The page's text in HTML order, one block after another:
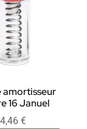
amortisseur
16 Januel
4,46 €